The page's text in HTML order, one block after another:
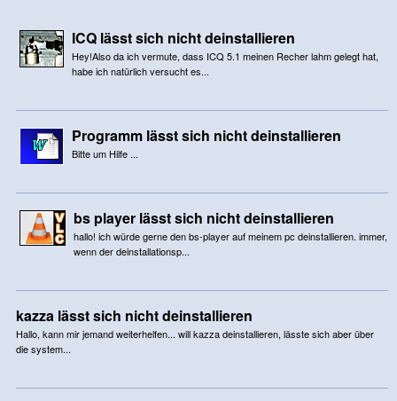
ICQ lässt sich nicht deinstallieren
Hey!Also da ich vermute, dass ICQ 5.1 meinen Recher lahm gelegt hat,
habe ich natürlich versucht es...
Programm lässt sich nicht deinstallieren
Bitte um Hilfe ...
bs player lässt sich nicht deinstallieren
hallo! ich würde gerne den bs-player auf meinem pc deinstallieren. immer,
wenn der deinstallationsp...
kazza lässt sich nicht deinstallieren
Hallo, kann mir jemand weiterhelfen... will kazza deinstallieren, lässte sich aber über
die system...